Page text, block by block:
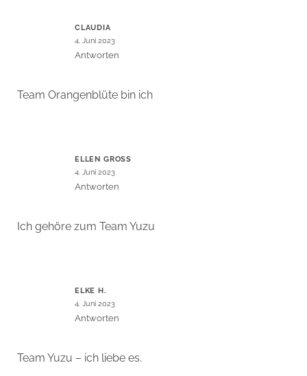
CLAUDIA
4. Juni 2023
Antworten
Team Orangenblüte bin ich
ELLEN GROSS
4. Juni 2023
Antworten
Ich gehöre zum Team Yuzu
ELKE H.
4. Juni 2023
Antworten
Team Yuzu – ich liebe es.